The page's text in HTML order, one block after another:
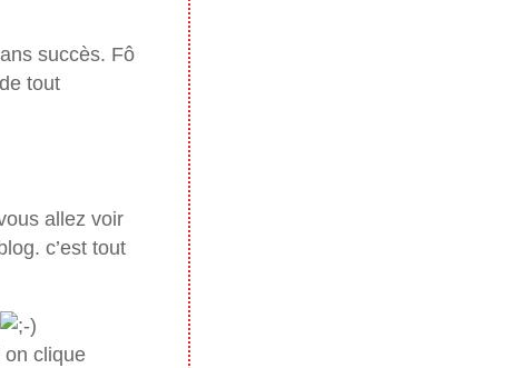
succès. Fô
tout
allez voir
c’est tout
on clique